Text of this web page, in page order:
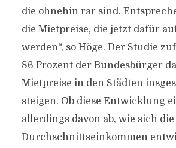
die ohnehin rar sind.
die Mietpreise, die jetzt dafür
werden“, so Höge. Der Studie
86 Prozent der Bundesbürger
Mietpreise in den Städten
steigen. Ob diese Entwicklung
allerdings davon ab, wie sich die
Durchschnittseinkommen